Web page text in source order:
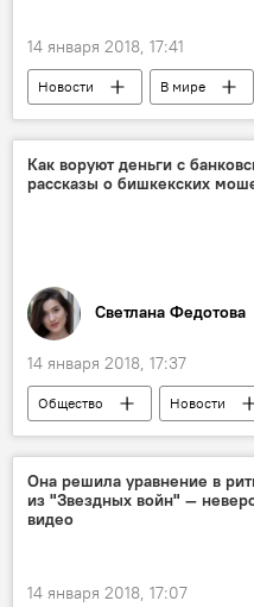
14 января 2018, 17:41
Новости
В мире
Радио Sputnik Кыргызстан
Медиавойны США и России
санкции
закон
Как воруют деньги с
рассказы о бишкекских
Светлана Федотова
14 января 2018, 17:37
Общество Новости
Роман Кононов
Она решила уравнение в
из "Звездных войн" —
видео
14 января 2018, 17:07